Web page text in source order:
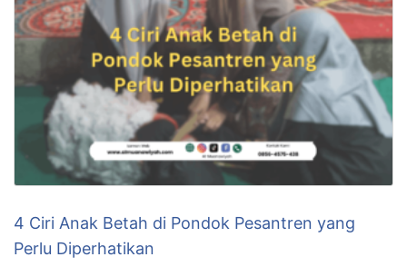
4 Ciri Anak Betah di Pondok Pesantren yang
Perlu Diperhatikan